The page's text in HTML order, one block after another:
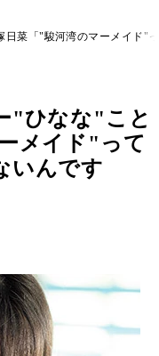
菜「"駿河湾のマーメイド"
"ひなな"こと
メイド"って
いんです